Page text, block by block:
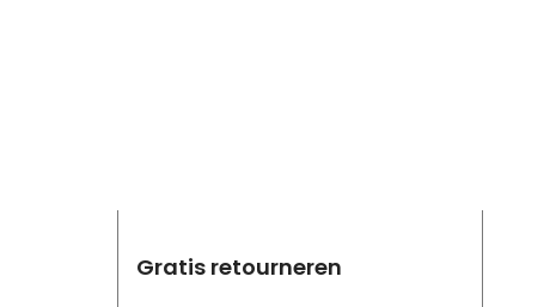
Gratis retourneren